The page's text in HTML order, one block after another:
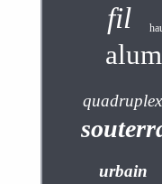
fil
quadruplex
urbain